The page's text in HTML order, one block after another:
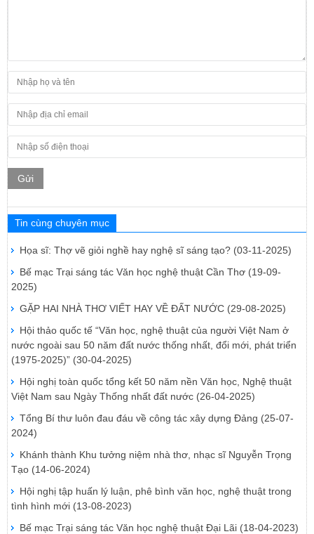
Gửi
Tin cùng chuyên mục
Họa sĩ: Thợ vẽ giỏi nghề hay nghệ sĩ sáng tạo? (03-11-2025)
Bế mạc Trại sáng tác Văn học nghệ thuật Cần Thơ (19-09-
2025)
GẶP HAI NHÀ THƠ VIẾT HAY VỀ ĐẤT NƯỚC (29-08-2025)
Hội thảo quốc tế “Văn học, nghệ thuật của người Việt Nam ở
nước ngoài sau 50 năm đất nước thống nhất, đổi mới, phát triển
(1975-2025)” (30-04-2025)
Hội nghị toàn quốc tổng kết 50 năm nền Văn học, Nghệ thuật
Việt Nam sau Ngày Thống nhất đất nước (26-04-2025)
Tổng Bí thư luôn đau đáu về công tác xây dựng Đảng (25-07-
2024)
Khánh thành Khu tưởng niệm nhà thơ, nhạc sĩ Nguyễn Trọng
Tạo (14-06-2024)
Hội nghị tập huấn lý luận, phê bình văn học, nghệ thuật trong
tình hình mới (13-08-2023)
Bế mạc Trại sáng tác Văn học nghệ thuật Đại Lãi (18-04-2023)